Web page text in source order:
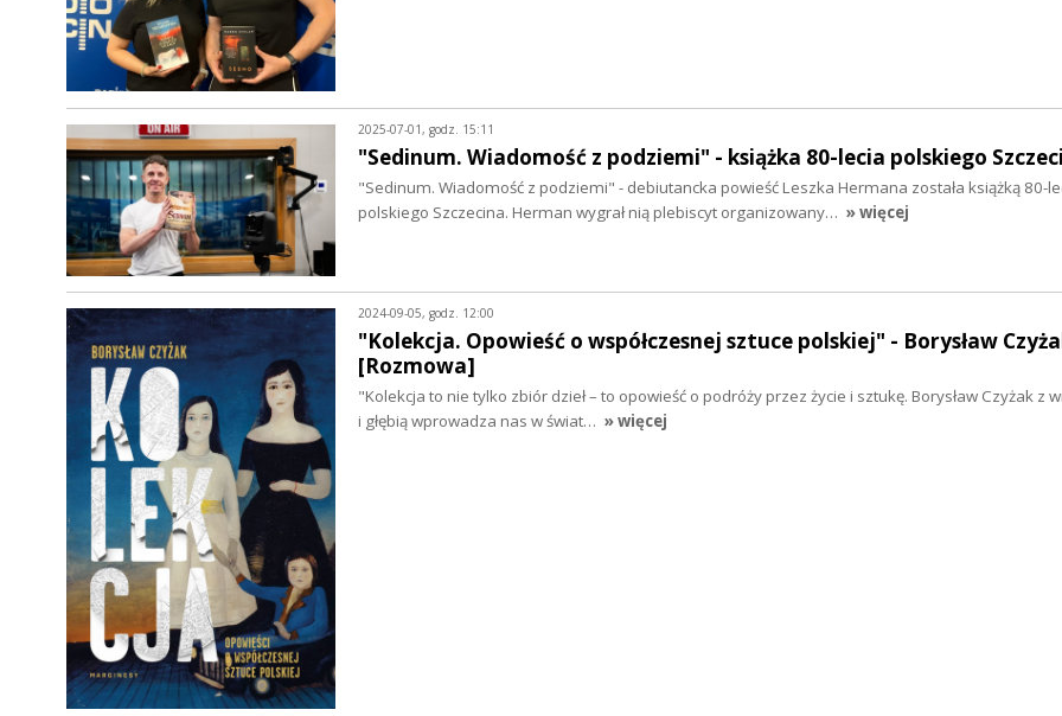
2025-07-01, godz. 15:11
"Sedinum. Wiadomość z podziemi" - książka 80-lecia polskiego
"Sedinum. Wiadomość z podziemi" - debiutancka powieść Leszka Hermana została książką 80-
polskiego Szczecina. Herman wygrał nią plebiscyt organizowany… » więcej
2024-09-05, godz. 12:00
"Kolekcja. Opowieść o współczesnej sztuce polskiej" - Borysław
[Rozmowa]
"Kolekcja to nie tylko zbiór dzieł – to opowieść o podróży przez życie i sztukę. Borysław Czyżak z
i głębią wprowadza nas w świat… » więcej